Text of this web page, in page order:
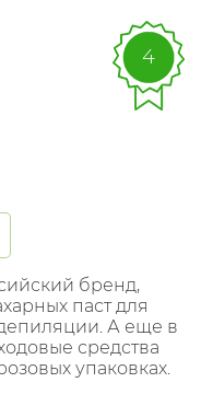
бренд,
паст для
А еще в
средства
упаковках.
4